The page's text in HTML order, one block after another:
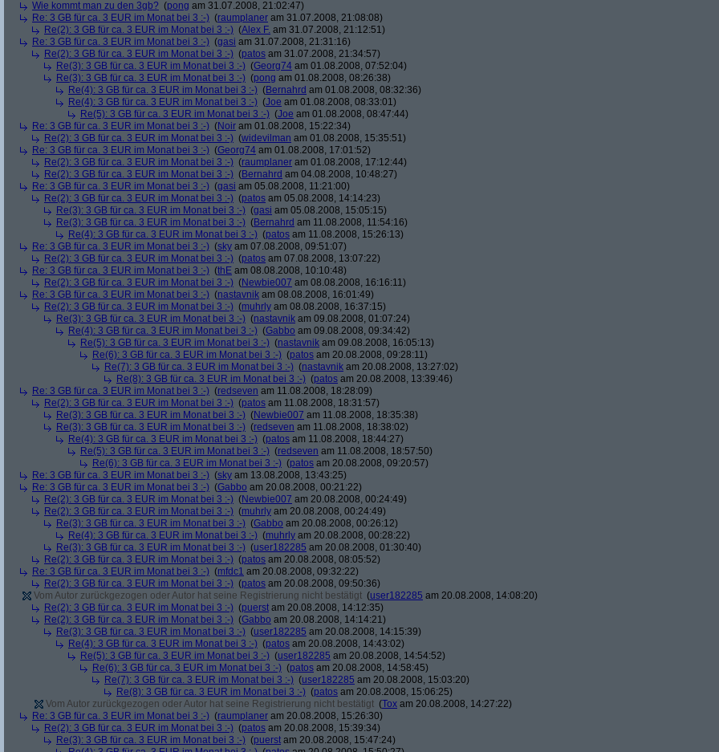
Wie kommt man zu den 3gb? (pong am 31.07.2008, 21:02:47)
Re: 3 GB für ca. 3 EUR im Monat bei 3 :-) (raumplaner am 31.07.2008, 21:08:08)
Re(2): 3 GB für ca. 3 EUR im Monat bei 3 :-) (Alex F. am 31.07.2008, 21:12:51)
Re: 3 GB für ca. 3 EUR im Monat bei 3 :-) (gasi am 31.07.2008, 21:31:16)
Re(2): 3 GB für ca. 3 EUR im Monat bei 3 :-) (patos am 31.07.2008, 21:34:57)
Re(3): 3 GB für ca. 3 EUR im Monat bei 3 :-) (Georg74 am 01.08.2008, 07:52:04)
Re(3): 3 GB für ca. 3 EUR im Monat bei 3 :-) (pong am 01.08.2008, 08:26:38)
Re(4): 3 GB für ca. 3 EUR im Monat bei 3 :-) (Bernahrd am 01.08.2008, 08:32:36)
Re(4): 3 GB für ca. 3 EUR im Monat bei 3 :-) (Joe am 01.08.2008, 08:33:01)
Re(5): 3 GB für ca. 3 EUR im Monat bei 3 :-) (Joe am 01.08.2008, 08:47:44)
Re: 3 GB für ca. 3 EUR im Monat bei 3 :-) (Noir am 01.08.2008, 15:22:34)
Re(2): 3 GB für ca. 3 EUR im Monat bei 3 :-) (widevilman am 01.08.2008, 15:35:51)
Re: 3 GB für ca. 3 EUR im Monat bei 3 :-) (Georg74 am 01.08.2008, 17:01:52)
Re(2): 3 GB für ca. 3 EUR im Monat bei 3 :-) (raumplaner am 01.08.2008, 17:12:44)
Re(2): 3 GB für ca. 3 EUR im Monat bei 3 :-) (Bernahrd am 04.08.2008, 10:48:27)
Re: 3 GB für ca. 3 EUR im Monat bei 3 :-) (gasi am 05.08.2008, 11:21:00)
Re(2): 3 GB für ca. 3 EUR im Monat bei 3 :-) (patos am 05.08.2008, 14:14:23)
Re(3): 3 GB für ca. 3 EUR im Monat bei 3 :-) (gasi am 05.08.2008, 15:05:15)
Re(3): 3 GB für ca. 3 EUR im Monat bei 3 :-) (Bernahrd am 11.08.2008, 11:54:16)
Re(4): 3 GB für ca. 3 EUR im Monat bei 3 :-) (patos am 11.08.2008, 15:26:13)
Re: 3 GB für ca. 3 EUR im Monat bei 3 :-) (sky am 07.08.2008, 09:51:07)
Re(2): 3 GB für ca. 3 EUR im Monat bei 3 :-) (patos am 07.08.2008, 13:07:22)
Re: 3 GB für ca. 3 EUR im Monat bei 3 :-) (thE am 08.08.2008, 10:10:48)
Re(2): 3 GB für ca. 3 EUR im Monat bei 3 :-) (Newbie007 am 08.08.2008, 16:16:11)
Re: 3 GB für ca. 3 EUR im Monat bei 3 :-) (nastavnik am 08.08.2008, 16:01:49)
Re(2): 3 GB für ca. 3 EUR im Monat bei 3 :-) (muhrly am 08.08.2008, 16:37:15)
Re(3): 3 GB für ca. 3 EUR im Monat bei 3 :-) (nastavnik am 09.08.2008, 01:07:24)
Re(4): 3 GB für ca. 3 EUR im Monat bei 3 :-) (Gabbo am 09.08.2008, 09:34:42)
Re(5): 3 GB für ca. 3 EUR im Monat bei 3 :-) (nastavnik am 09.08.2008, 16:05:13)
Re(6): 3 GB für ca. 3 EUR im Monat bei 3 :-) (patos am 20.08.2008, 09:28:11)
Re(7): 3 GB für ca. 3 EUR im Monat bei 3 :-) (nastavnik am 20.08.2008, 13:27:02)
Re(8): 3 GB für ca. 3 EUR im Monat bei 3 :-) (patos am 20.08.2008, 13:39:46)
Re: 3 GB für ca. 3 EUR im Monat bei 3 :-) (redseven am 11.08.2008, 18:28:09)
Re(2): 3 GB für ca. 3 EUR im Monat bei 3 :-) (patos am 11.08.2008, 18:31:57)
Re(3): 3 GB für ca. 3 EUR im Monat bei 3 :-) (Newbie007 am 11.08.2008, 18:35:38)
Re(3): 3 GB für ca. 3 EUR im Monat bei 3 :-) (redseven am 11.08.2008, 18:38:02)
Re(4): 3 GB für ca. 3 EUR im Monat bei 3 :-) (patos am 11.08.2008, 18:44:27)
Re(5): 3 GB für ca. 3 EUR im Monat bei 3 :-) (redseven am 11.08.2008, 18:57:50)
Re(6): 3 GB für ca. 3 EUR im Monat bei 3 :-) (patos am 20.08.2008, 09:20:57)
Re: 3 GB für ca. 3 EUR im Monat bei 3 :-) (sky am 13.08.2008, 13:43:25)
Re: 3 GB für ca. 3 EUR im Monat bei 3 :-) (Gabbo am 20.08.2008, 00:21:22)
Re(2): 3 GB für ca. 3 EUR im Monat bei 3 :-) (Newbie007 am 20.08.2008, 00:24:49)
Re(2): 3 GB für ca. 3 EUR im Monat bei 3 :-) (muhrly am 20.08.2008, 00:24:49)
Re(3): 3 GB für ca. 3 EUR im Monat bei 3 :-) (Gabbo am 20.08.2008, 00:26:12)
Re(4): 3 GB für ca. 3 EUR im Monat bei 3 :-) (muhrly am 20.08.2008, 00:28:22)
Re(3): 3 GB für ca. 3 EUR im Monat bei 3 :-) (user182285 am 20.08.2008, 01:30:40)
Re(2): 3 GB für ca. 3 EUR im Monat bei 3 :-) (patos am 20.08.2008, 08:05:52)
Re: 3 GB für ca. 3 EUR im Monat bei 3 :-) (mfdc1 am 20.08.2008, 09:32:22)
Re(2): 3 GB für ca. 3 EUR im Monat bei 3 :-) (patos am 20.08.2008, 09:50:36)
Vom Autor zurückgezogen oder Autor hat seine Registrierung nicht bestätigt (user182285 am 20.08.2008, 14:08:20)
Re(2): 3 GB für ca. 3 EUR im Monat bei 3 :-) (puerst am 20.08.2008, 14:12:35)
Re(2): 3 GB für ca. 3 EUR im Monat bei 3 :-) (Gabbo am 20.08.2008, 14:14:21)
Re(3): 3 GB für ca. 3 EUR im Monat bei 3 :-) (user182285 am 20.08.2008, 14:15:39)
Re(4): 3 GB für ca. 3 EUR im Monat bei 3 :-) (patos am 20.08.2008, 14:43:02)
Re(5): 3 GB für ca. 3 EUR im Monat bei 3 :-) (user182285 am 20.08.2008, 14:54:52)
Re(6): 3 GB für ca. 3 EUR im Monat bei 3 :-) (patos am 20.08.2008, 14:58:45)
Re(7): 3 GB für ca. 3 EUR im Monat bei 3 :-) (user182285 am 20.08.2008, 15:03:20)
Re(8): 3 GB für ca. 3 EUR im Monat bei 3 :-) (patos am 20.08.2008, 15:06:25)
Vom Autor zurückgezogen oder Autor hat seine Registrierung nicht bestätigt (Tox am 20.08.2008, 14:27:22)
Re: 3 GB für ca. 3 EUR im Monat bei 3 :-) (raumplaner am 20.08.2008, 15:26:30)
Re(2): 3 GB für ca. 3 EUR im Monat bei 3 :-) (patos am 20.08.2008, 15:39:34)
Re(3): 3 GB für ca. 3 EUR im Monat bei 3 :-) (puerst am 20.08.2008, 15:47:24)